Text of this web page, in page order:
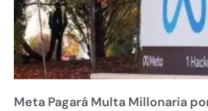
Meta Pagará Multa Millonaria